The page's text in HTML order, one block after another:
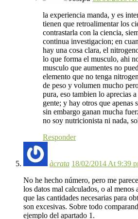
la experiencia manda, y es
tienen que retroalimentar los
contrastarla con la ciencia,
continua investigacion; en
hay una cosa clara, el
lo que forma el musculo, ahi
musculo que aumentes no
elemento que no tenga
de peso y volumen mucho
pura, eso tambien lo aprecias
gente; y hay otros que apenas
sin embargo ganan mucha
no soy nutricionista ni nada,
Responder
àcrata 18/02/2014 At 9:39
No he hecho número, pero me
los datos mal calculados, o al menos
que las cantidades necesarias para
son excesivas. Sobre todo
ejemplo del apartado 1.